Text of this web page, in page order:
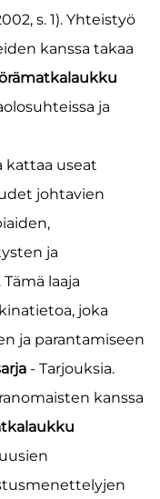
s. 1). Yhteistyö
kanssa takaa
ja
kattaa useat
johtavien
ja
laaja
joka
ja parantamiseen
- Tarjouksia.
kanssa